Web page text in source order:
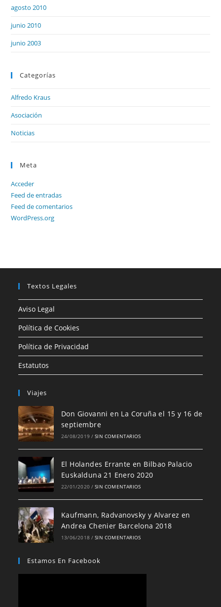
agosto 2010
junio 2010
junio 2003
Categorías
Alfredo Kraus
Asociación
Noticias
Meta
Acceder
Feed de entradas
Feed de comentarios
WordPress.org
Textos Legales
Aviso Legal
Política de Cookies
Política de Privacidad
Estatutos
Viajes
Don Giovanni en La Coruña el 15 y 16 de
septiembre
24/08/2019 / SIN COMENTARIOS
El Holandes Errante en Bilbao Palacio
Euskalduna 21 Enero 2020
22/01/2020 / SIN COMENTARIOS
Kaufmann, Radvanovsky y Alvarez en
Andrea Chenier Barcelona 2018
13/06/2018 / SIN COMENTARIOS
Estamos En Facebook